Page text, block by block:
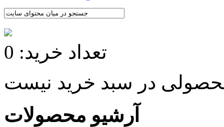
تعداد خرید: 0
آرشیو محصولات